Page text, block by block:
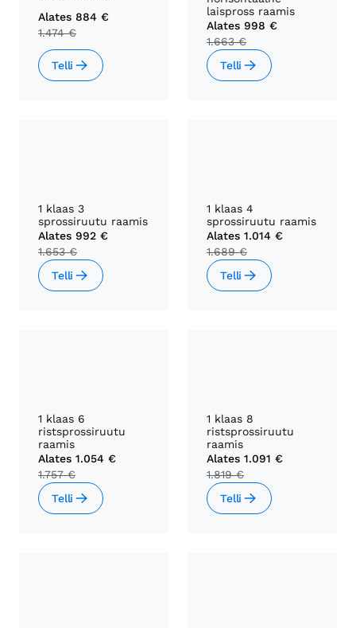
Alates 884 €
1.474 €
Telli
laispross raamis
Alates 998 €
1.663 €
Telli
1 klaas 3
sprossiruutu raamis
Alates 992 €
1.653 €
Telli
1 klaas 4
sprossiruutu raamis
Alates 1.014 €
1.689 €
Telli
1 klaas 6
ristsprossiruutu
raamis
Alates 1.054 €
1.757 €
Telli
1 klaas 8
ristsprossiruutu
raamis
Alates 1.091 €
1.819 €
Telli